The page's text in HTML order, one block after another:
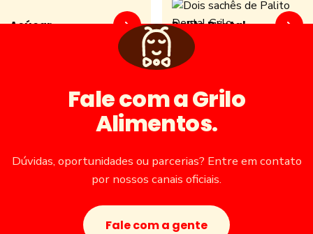
Açúcar Palito Dental
Fale com a Grilo
Alimentos.
Dúvidas, oportunidades ou parcerias? Entre em contato
por nossos canais oficiais.
Fale com a gente